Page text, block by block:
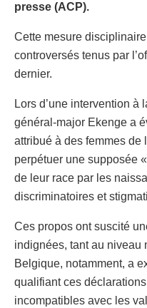
presse (ACP).
Cette mesure
controversés tenus par
dernier.
Lors d’une intervention
général-major Ekenge a
attribué à des femmes de
perpétuer une supposée
de leur race par les
discriminatoires et
Ces propos ont suscité
indignées, tant au niveau
Belgique, notamment, a
qualifiant ces
incompatibles avec les